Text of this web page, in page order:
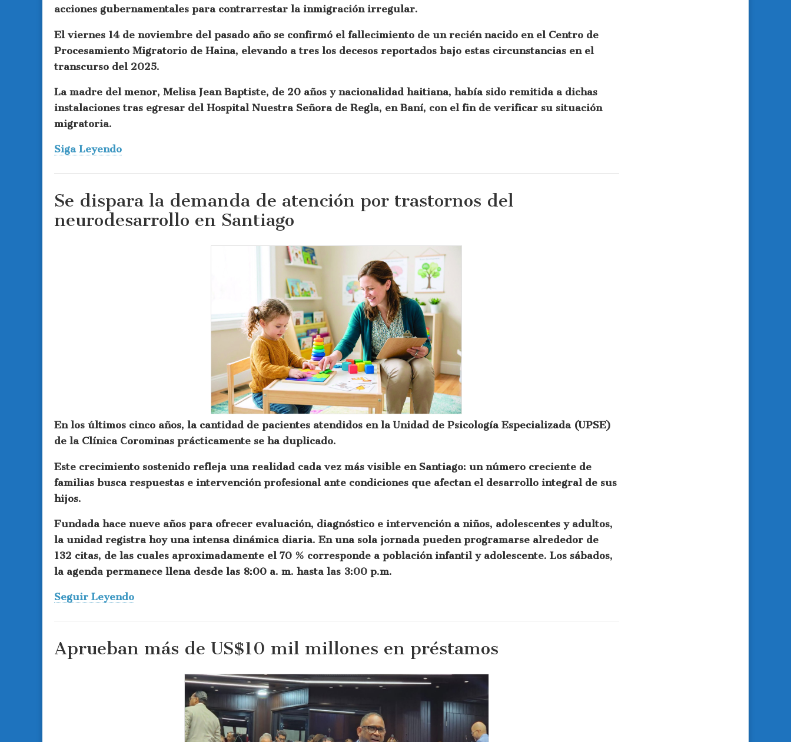
acciones gubernamentales para contrarrestar la inmigración irregular.
El viernes 14 de noviembre del pasado año se confirmó el fallecimiento de un recién nacido en el Centro de
Procesamiento Migratorio de Haina, elevando a tres los decesos reportados bajo estas circunstancias en el
transcurso del 2025.
La madre del menor, Melisa Jean Baptiste, de 20 años y nacionalidad haitiana, había sido remitida a dichas
instalaciones tras egresar del Hospital Nuestra Señora de Regla, en Baní, con el fin de verificar su situación
migratoria.
Siga Leyendo
Se dispara la demanda de atención por trastornos del
neurodesarrollo en Santiago
En los últimos cinco años, la cantidad de pacientes atendidos en la Unidad de Psicología Especializada (UPSE)
de la Clínica Corominas prácticamente se ha duplicado.
Este crecimiento sostenido refleja una realidad cada vez más visible en Santiago: un número creciente de
familias busca respuestas e intervención profesional ante condiciones que afectan el desarrollo integral de sus
hijos.
Fundada hace nueve años para ofrecer evaluación, diagnóstico e intervención a niños, adolescentes y adultos,
la unidad registra hoy una intensa dinámica diaria. En una sola jornada pueden programarse alrededor de
132 citas, de las cuales aproximadamente el 70 % corresponde a población infantil y adolescente. Los sábados,
la agenda permanece llena desde las 8:00 a. m. hasta las 3:00 p.m.
Seguir Leyendo
Aprueban más de US$10 mil millones en préstamos